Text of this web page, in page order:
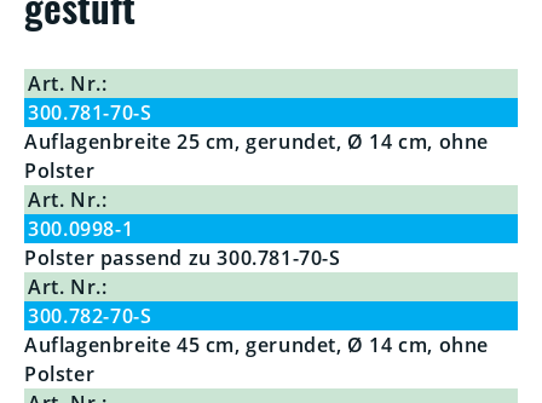
Art. Nr.:
300.781-70-S
Auflagenbreite 25 cm, gerundet, Ø 14 cm, ohne
Polster
Art. Nr.:
300.0998-1
Polster passend zu 300.781-70-S
Art. Nr.:
300.782-70-S
Auflagenbreite 45 cm, gerundet, Ø 14 cm, ohne
Polster